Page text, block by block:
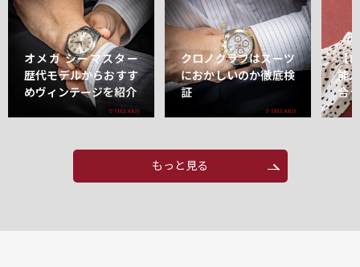
オメガ シーマスター
歴代モデルからおすす
めヴィンテージを紹介
クロノグラフはスーツ
におかしいのか徹底検
証
【
能
合
もっと見る